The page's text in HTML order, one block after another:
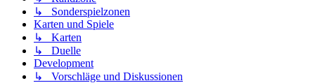
↳ Sonderspielzonen
Karten und Spiele
↳ Karten
↳ Duelle
Development
↳ Vorschläge und Diskussionen